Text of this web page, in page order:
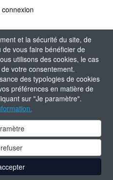
et la sécurité du site, de
vous faire bénéficier de
utilisons des cookies, le cas
votre consentement.
des typologies de cookies
préférences en matière de
sur "Je paramètre".